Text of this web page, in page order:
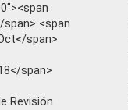
span> <span
span>
span>
Revisión